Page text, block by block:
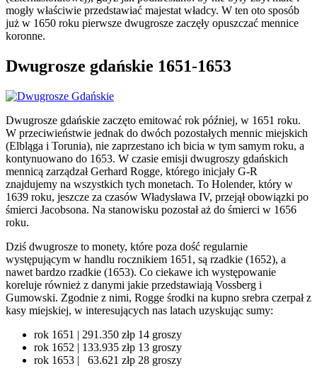
mogły właściwie przedstawiać majestat władcy. W ten oto sposób
już w 1650 roku pierwsze dwugrosze zaczęły opuszczać mennice
koronne.
Dwugrosze gdańskie 1651-1653
Dwugrosze gdańskie zaczęto emitować rok później, w 1651 roku.
W przeciwieństwie jednak do dwóch pozostałych mennic miejskich
(Elbląga i Torunia), nie zaprzestano ich bicia w tym samym roku, a
kontynuowano do 1653. W czasie emisji dwugroszy gdańskich
mennicą zarządzał Gerhard Rogge, którego inicjały G-R
znajdujemy na wszystkich tych monetach. To Holender, który w
1639 roku, jeszcze za czasów Władysława IV, przejął obowiązki po
śmierci Jacobsona. Na stanowisku pozostał aż do śmierci w 1656
roku.
Dziś dwugrosze to monety, które poza dość regularnie
występującym w handlu rocznikiem 1651, są rzadkie (1652), a
nawet bardzo rzadkie (1653). Co ciekawe ich występowanie
koreluje również z danymi jakie przedstawiają Vossberg i
Gumowski. Zgodnie z nimi, Rogge środki na kupno srebra czerpał z
kasy miejskiej, w interesujących nas latach uzyskując sumy:
rok 1651 | 291.350 złp 14 groszy
rok 1652 | 133.935 złp 13 groszy
rok 1653 | 63.621 złp 28 groszy